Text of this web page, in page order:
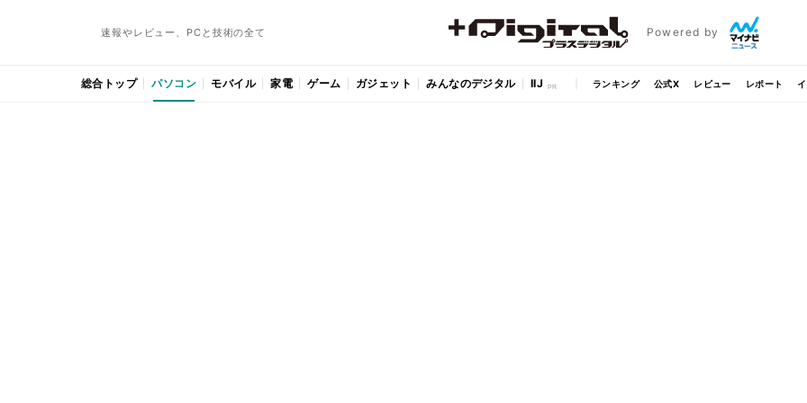
速報やレビュー、PCと技術の全て Powered by
総合トップ パソコン モバイル 家電 ゲーム ガジェット みんなのデジタル IIJ ランキング 公式X レビュー レポート